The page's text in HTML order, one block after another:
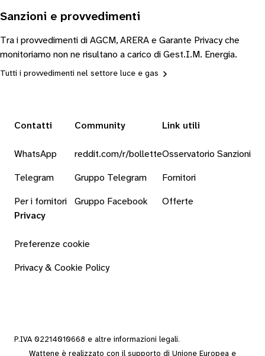
Sanzioni e provvedimenti
Tra i provvedimenti di AGCM, ARERA e Garante Privacy che
monitoriamo non ne risultano a carico di Gest.I.M. Energia.
Tutti i provvedimenti nel settore luce e gas
Contatti
WhatsApp
Telegram
Per i fornitori
Community
reddit.com/r/bollette
Gruppo Telegram
Gruppo Facebook
Link utili
Osservatorio Sanzioni
Fornitori
Offerte
Privacy
Preferenze cookie
Privacy & Cookie Policy
P.IVA 02214010668 e altre informazioni legali.
Wattene è realizzato con il supporto di Unione Europea e